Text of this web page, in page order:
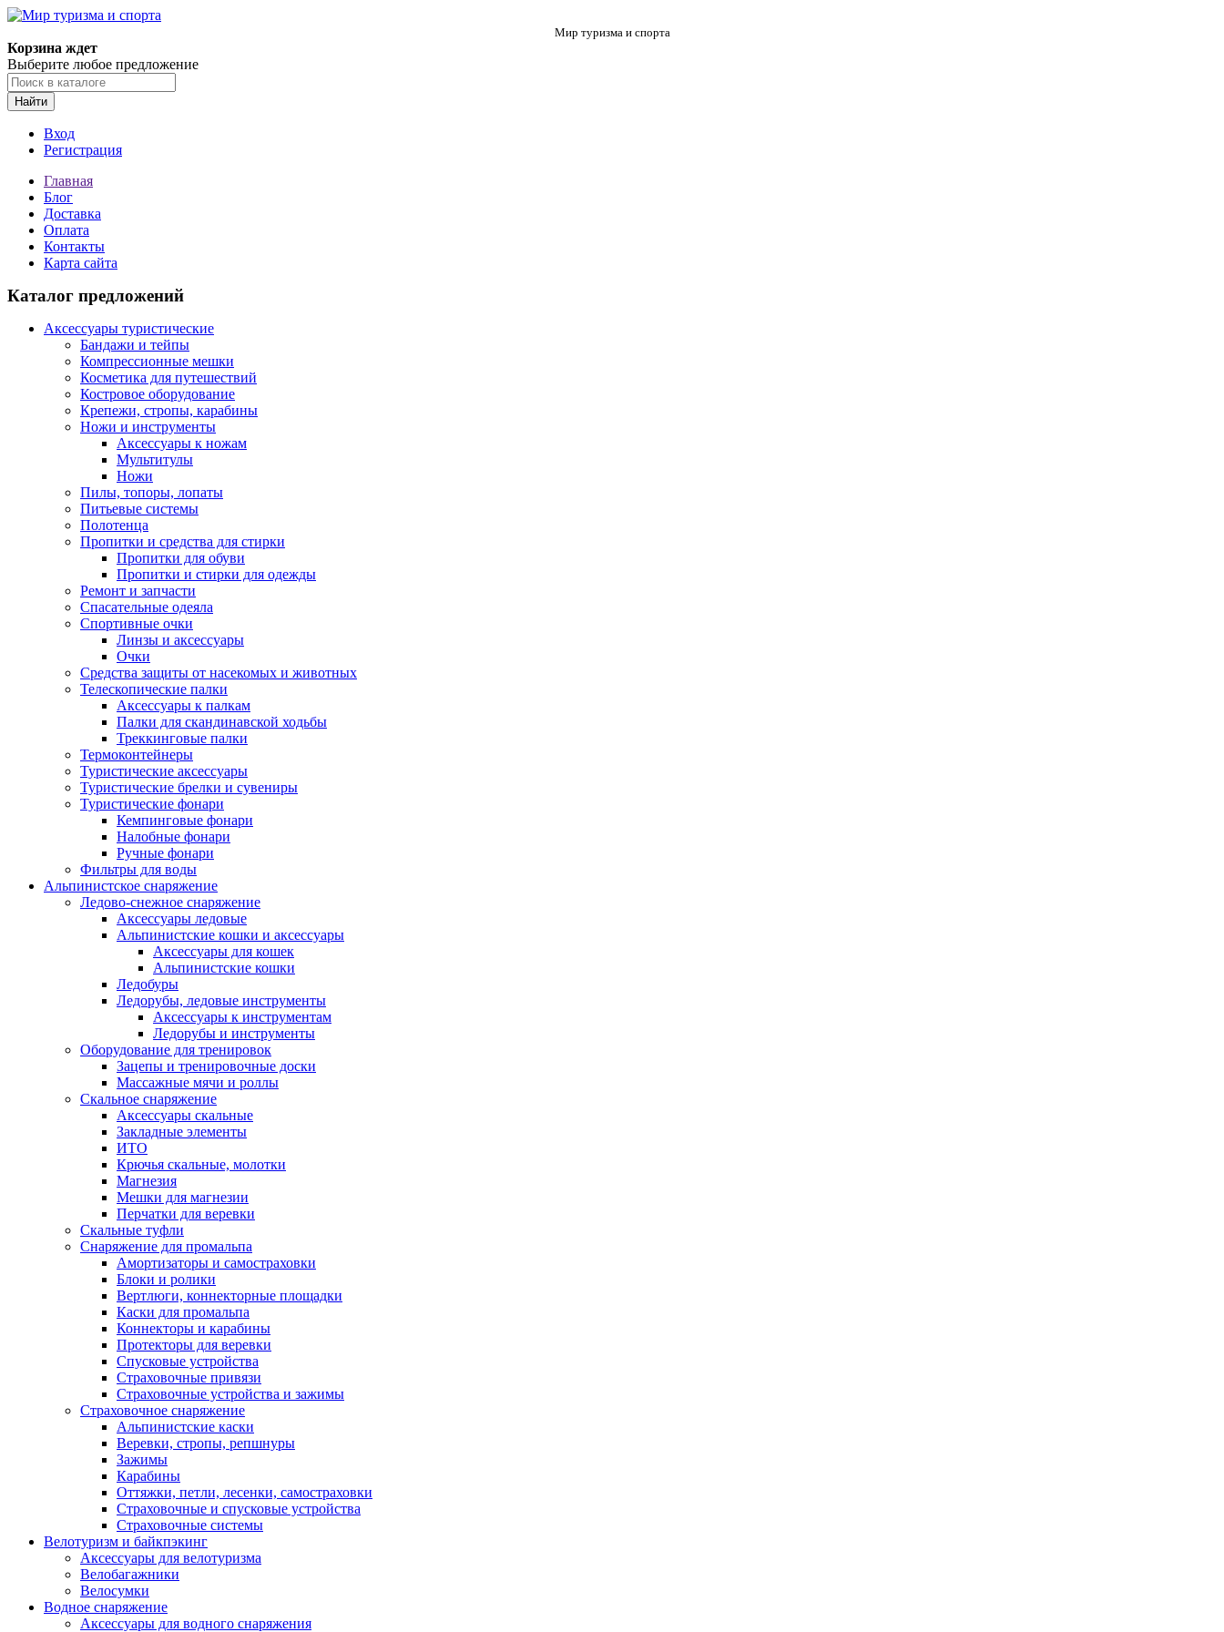
Мир туризма и спорта
Корзина ждет
Выберите любое предложение
Найти
Вход
Регистрация
Главная
Блог
Доставка
Оплата
Контакты
Карта сайта
Каталог предложений
Аксессуары туристические
Бандажи и тейпы
Компрессионные мешки
Косметика для путешествий
Костровое оборудование
Крепежи, стропы, карабины
Ножи и инструменты
Аксессуары к ножам
Мультитулы
Ножи
Пилы, топоры, лопаты
Питьевые системы
Полотенца
Пропитки и средства для стирки
Пропитки для обуви
Пропитки и стирки для одежды
Ремонт и запчасти
Спасательные одеяла
Спортивные очки
Линзы и аксессуары
Очки
Средства защиты от насекомых и животных
Телескопические палки
Аксессуары к палкам
Палки для скандинавской ходьбы
Треккинговые палки
Термоконтейнеры
Туристические аксессуары
Туристические брелки и сувениры
Туристические фонари
Кемпинговые фонари
Налобные фонари
Ручные фонари
Фильтры для воды
Альпинистское снаряжение
Ледово-снежное снаряжение
Аксессуары ледовые
Альпинистские кошки и аксессуары
Аксессуары для кошек
Альпинистские кошки
Ледобуры
Ледорубы, ледовые инструменты
Аксессуары к инструментам
Ледорубы и инструменты
Оборудование для тренировок
Зацепы и тренировочные доски
Массажные мячи и роллы
Скальное снаряжение
Аксессуары скальные
Закладные элементы
ИТО
Крючья скальные, молотки
Магнезия
Мешки для магнезии
Перчатки для веревки
Скальные туфли
Снаряжение для промальпа
Амортизаторы и самостраховки
Блоки и ролики
Вертлюги, коннекторные площадки
Каски для промальпа
Коннекторы и карабины
Протекторы для веревки
Спусковые устройства
Страховочные привязи
Страховочные устройства и зажимы
Страховочное снаряжение
Альпинистские каски
Веревки, стропы, репшнуры
Зажимы
Карабины
Оттяжки, петли, лесенки, самостраховки
Страховочные и спусковые устройства
Страховочные системы
Велотуризм и байкпэкинг
Аксессуары для велотуризма
Велобагажники
Велосумки
Водное снаряжение
Аксессуары для водного снаряжения